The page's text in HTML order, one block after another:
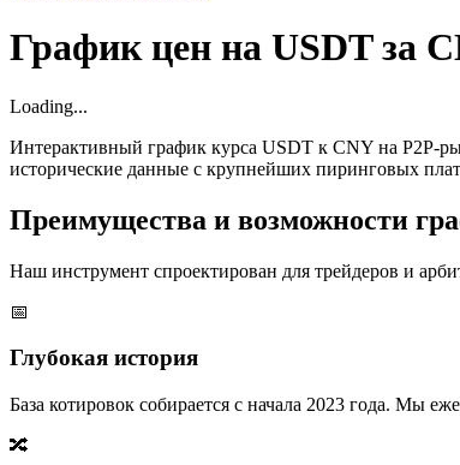
График цен на USDT за
Loading...
Интерактивный график курса USDT к CNY на P2P-
исторические данные с крупнейших пиринговых
Преимущества и возможности
Наш инструмент спроектирован для трейдеров и
📅
Глубокая история
База котировок собирается с начала 2023 года. Мы
🔀